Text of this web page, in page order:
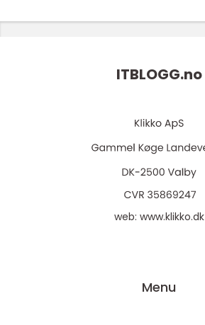
ITBLOGG.no
web: www.klikko.dk
Menu